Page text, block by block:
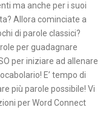
ma anche per i suoi
Allora cominciate a
di parole classici?
per guadagnare
per iniziare ad allenare
E’ tempo di
più parole possibile! Vi
per Word Connect